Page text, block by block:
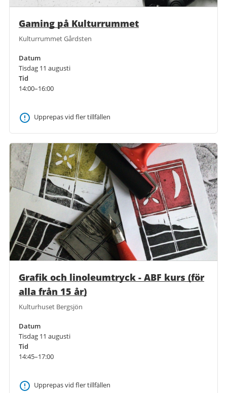
Gaming på Kulturrummet
Kulturrummet Gårdsten
Datum
Tisdag 11 augusti
Tid
14:00–16:00
Upprepas vid fler tillfällen
Grafik och linoleumtryck - ABF kurs (för
alla från 15 år)
Kulturhuset Bergsjön
Datum
Tisdag 11 augusti
Tid
14:45–17:00
Upprepas vid fler tillfällen